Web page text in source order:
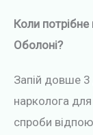
Коли
Оболоні?
Запій довше
нарколога
спроби